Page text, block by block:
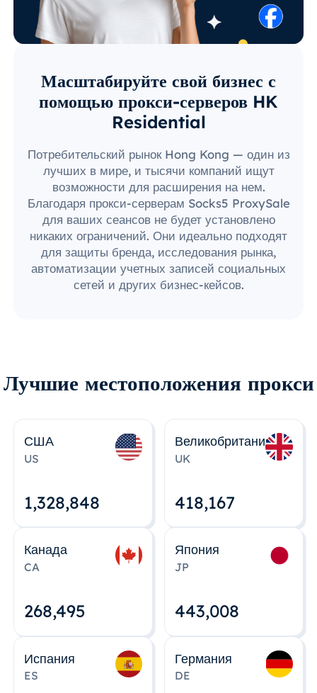
Масштабируйте свой бизнес с
помощью прокси-серверов HK
Residential
Потребительский рынок Hong Kong — один из
лучших в мире, и тысячи компаний ищут
возможности для расширения на нем.
Благодаря прокси-серверам Socks5 ProxySale
для ваших сеансов не будет установлено
никаких ограничений. Они идеально подходят
для защиты бренда, исследования рынка,
автоматизации учетных записей социальных
сетей и других бизнес-кейсов.
Лучшие местоположения прокси
США
US
1,328,848
Великобритания
UK
418,167
Канада
CA
268,495
Япония
JP
443,008
Испания
ES
Германия
DE